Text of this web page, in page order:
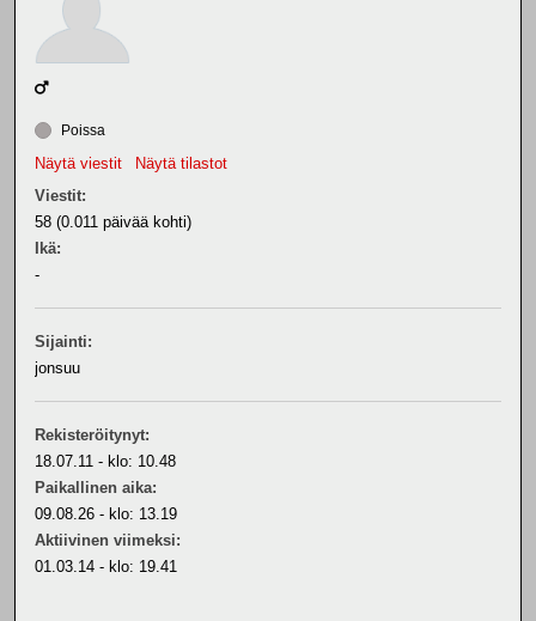
Poissa
Näytä viestit
Näytä tilastot
Viestit:
58 (0.011 päivää kohti)
Ikä:
-
Sijainti:
jonsuu
Rekisteröitynyt:
18.07.11 - klo: 10.48
Paikallinen aika:
09.08.26 - klo: 13.19
Aktiivinen viimeksi:
01.03.14 - klo: 19.41